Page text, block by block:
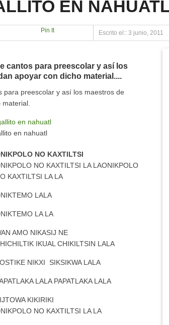
EN
Pin It Escrito el:: 3 junio, 2011
cantos para preescolar y así los
apoyar con dicho material....
para preescolar y así los maestros de
en nahuatl
NO KAXTILTSI
NO KAXTILTSI LA LAONIKPOLO
KAXTILTSI LA LA
LALA
LA LA
AMO NIKASIJ NE
IKUAL CHIKILTSIN LALA
NIKXI SIKSIKWA LALA
LALA PAPATLAKA LALA
KIKIRIKI
NO KAXTILTSI LA LA